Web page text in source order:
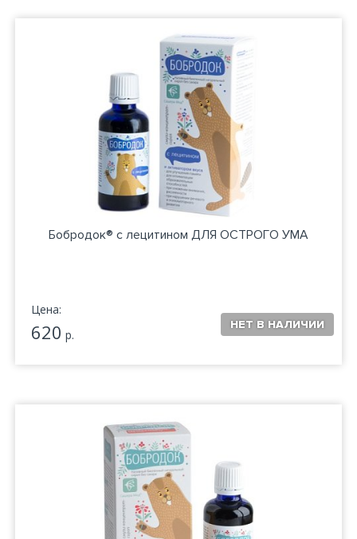
Бобродок® с лецитином ДЛЯ ОСТРОГО УМА
Цена:
620 р.